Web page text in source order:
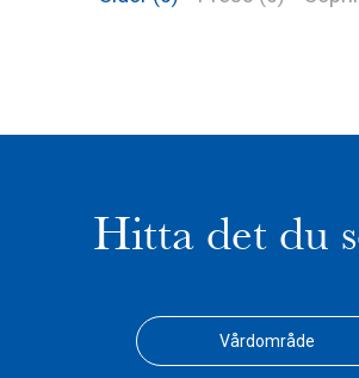
Hitta det du
Vårdområde